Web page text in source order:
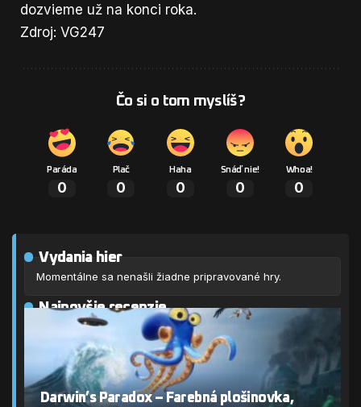
dozvieme už na konci roka.
Zdroj: VG247
Čo si o tom myslíš?
Paráda
0
Plač
0
Haha
0
Snáď nie!
0
Whoa!
0
Vydania hier
Momentálne sa nenašli žiadne pripravované hry.
Najnovšie recenzie
Darwin’s Paradox – Farebná plošinovka,